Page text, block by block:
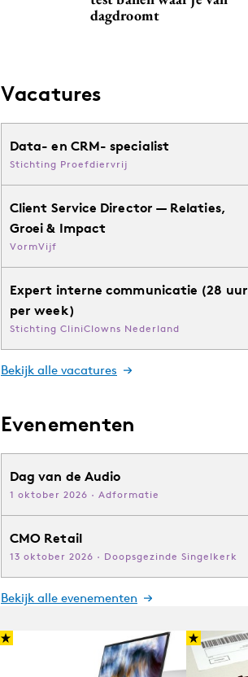
dagdroomt
Vacatures
Data- en CRM- specialist
Stichting Proefdiervrij
Client Service Director — Relaties,
Groei & Impact
VormVijf
Expert interne communicatie (28 uur
per week)
Stichting CliniClowns Nederland
Bekijk alle vacatures
Evenementen
Dag van de Audio
1 oktober 2026 · Adformatie
CMO Retail
13 oktober 2026 · Doopsgezinde Singelkerk
Bekijk alle evenementen